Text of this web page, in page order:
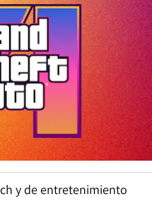
y de entretenimiento